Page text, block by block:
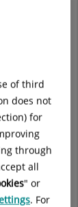
of third
does not
for
through
all
" or
. For